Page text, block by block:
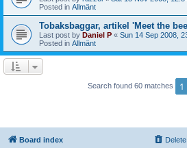
Posted in Allmänt
Tobaksbaggar, artikel 'Meet the
Last post by Daniel P « Sun 14 Sep 2008,
Posted in Allmänt
Search found 60 matches 1
Board index